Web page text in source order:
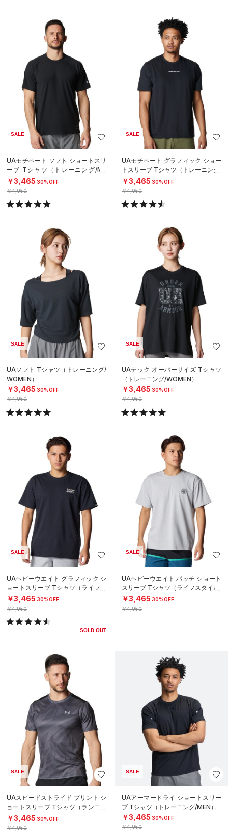
SALE
UAモチベート ソフト ショートスリ
ーブ Tシャツ（トレーニング/ME
N）
￥3,465 30%OFF
￥4,950
SALE
UAモチベート グラフィック ショー
トスリーブ Tシャツ（トレーニング/
MEN）
￥3,465 30%OFF
￥4,950
SALE
UAソフト Tシャツ（トレーニング/
WOMEN）
￥3,465 30%OFF
￥4,950
SALE
UAテック オーバーサイズ Tシャツ
（トレーニング/WOMEN）
￥3,465 30%OFF
￥4,950
SALE
UAヘビーウエイト グラフィック シ
ョートスリーブ Tシャツ（ライフス
タイル/MEN）
￥3,465 30%OFF
￥4,950
SOLD OUT
SALE
UAヘビーウエイト パッチ ショート
スリーブ Tシャツ（ライフスタイル/
MEN）
￥3,465 30%OFF
￥4,950
SALE
UAスピードストライド プリント シ
ョートスリーブ Tシャツ（ランニン
グ/MEN）
￥3,465 30%OFF
￥4,950
SALE
UAアーマードライ ショートスリー
ブ Tシャツ（トレーニング/MEN）
￥3,465 30%OFF
￥4,950